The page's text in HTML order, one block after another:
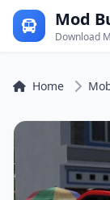
Mod
Download
Home